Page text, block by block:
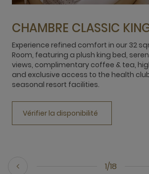
1/18
CHAMBRE CLASSIC
Experience refined comfort in our 32
Room, featuring a plush king bed,
views, complimentary coffee & tea,
and exclusive access to the health
seasonal resort facilities.
Vérifier la disponibilité